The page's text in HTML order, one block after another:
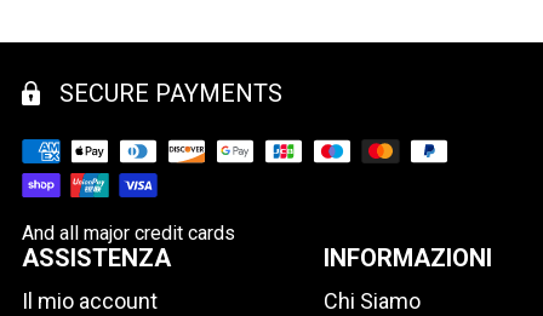
SECURE PAYMENTS
And all major credit cards
ASSISTENZA
Il mio account
INFORMAZIONI
Chi Siamo